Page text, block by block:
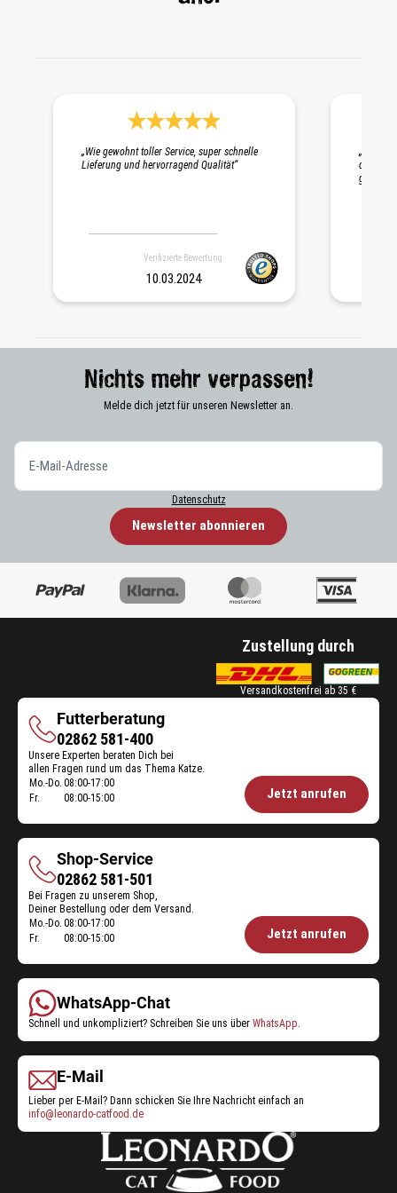
„Wie gewohnt toller Service, super schnelle
Lieferung und hervorragend Qualität“
Verifizierte Bewertung
10.03.2024
die
gepackt.
Nichts mehr verpassen!
Melde dich jetzt für unseren Newsletter an.
Datenschutz
Newsletter abonnieren
Zustellung durch
Versandkostenfrei ab 35 €
Futterberatung
Futterberatung
02862 581-400
Unsere Experten beraten Dich bei
allen Fragen rund um das Thema Katze.
Öffnungszeiten
Mo.-Do. 08:00-17:00
Fr.
08:00-15:00 Jetzt anrufen
Shop-Service
Shop-
Service
02862 581-501
Bei Fragen zu unserem Shop,
Deiner Bestellung oder dem Versand.
Öffnungszeiten
Mo.-Do. 08:00-17:00
Fr.
08:00-15:00 Jetzt anrufen
WhatsApp-Chat
Schnell und unkompliziert? Schreiben Sie uns über WhatsApp
E-Mail
Lieber per E-Mail? Dann schicken Sie Ihre Nachricht einfach an
info@leonardo-catfood.de